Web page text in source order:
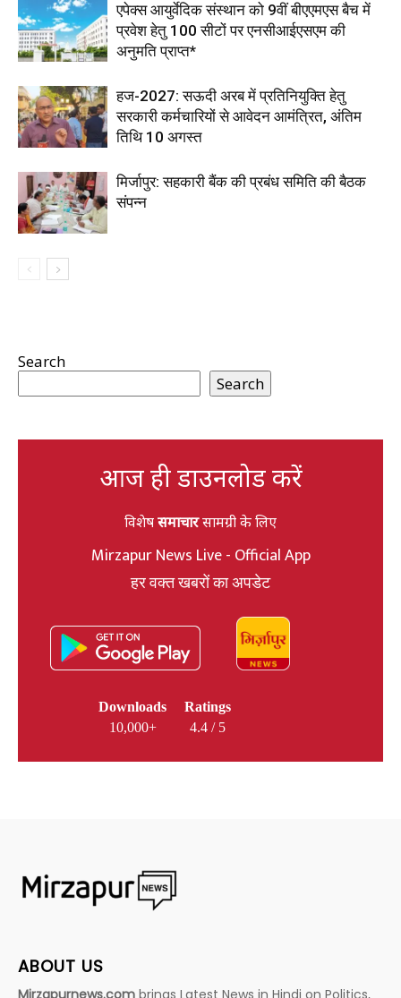
एपेक्स आयुर्वेदिक संस्थान को 9वीं बीएएमएस बैच में
प्रवेश हेतु 100 सीटों पर एनसीआईएसएम की
अनुमति प्राप्त*
हज-2027: सऊदी अरब में प्रतिनियुक्ति हेतु
सरकारी कर्मचारियों से आवेदन आमंत्रित, अंतिम
तिथि 10 अगस्त
मिर्जापुर: सहकारी बैंक की प्रबंध समिति की बैठक
संपन्न
Search
Search
आज ही डाउनलोड करें
विशेषसमाचारसामग्री के लिए
Mirzapur News Live - Official App
हर वक्त खबरों का अपडेट
Downloads
10,000+
Ratings
4.4 / 5
ABOUT US
Mirzapurnews.com brings Latest News in Hindi on Politics,